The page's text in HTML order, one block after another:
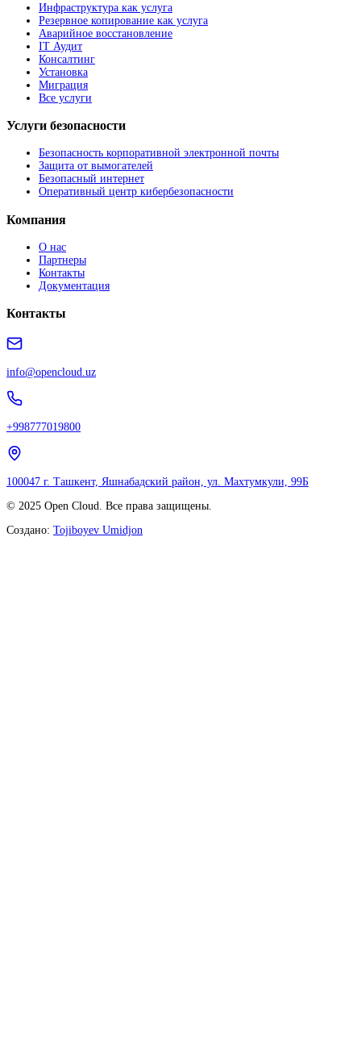
Инфраструктура как услуга
Резервное копирование как услуга
Аварийное восстановление
IT Аудит
Консалтинг
Установка
Миграция
Все услуги
Услуги безопасности
Безопасность корпоративной электронной почты
Защита от вымогателей
Безопасный интернет
Оперативный центр кибербезопасности
Компания
О нас
Партнеры
Контакты
Документация
Контакты
info@opencloud.uz
+998777019800
100047 г. Ташкент, Яшнабадский район, ул. Махтумкули, 99Б
© 2025 Open Cloud. Все права защищены.
Создано: Tojiboyev Umidjon